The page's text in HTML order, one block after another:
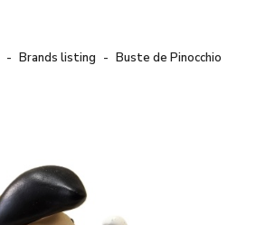
Brands listing Buste de Pinocchio